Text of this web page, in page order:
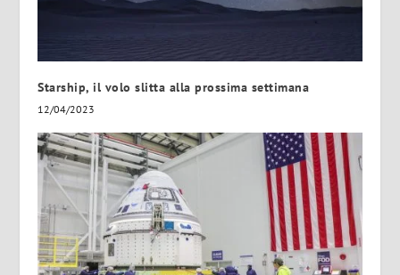
Starship, il volo slitta alla prossima settimana
12/04/2023